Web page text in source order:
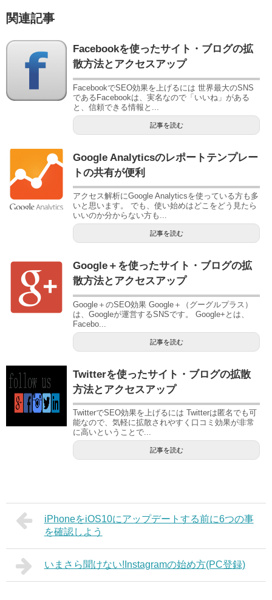
関連記事
Facebookを使ったサイト・ブログの拡
散方法とアクセスアップ
FacebookでSEO効果を上げるには 世界最大のSNS
であるFacebookは、実名なので「いいね」がある
と、信頼できる情報と...
記事を読む
Google Analyticsのレポートテンプレー
トの共有が便利
アクセス解析にGoogle Analyticsを使っている方も多
いと思います。 でも、使い始めはどこをどう見たら
いいのか分からない方も...
記事を読む
Google＋を使ったサイト・ブログの拡
散方法とアクセスアップ
Google＋のSEO効果 Google＋（グーグルプラス）
は、Googleが運営するSNSです。 Google+とは、
Facebo...
記事を読む
Twitterを使ったサイト・ブログの拡散
方法とアクセスアップ
TwitterでSEO効果を上げるには Twitterは匿名でも可
能なので、気軽に拡散されやすく口コミ効果が非常
に高いということで...
記事を読む
iPhoneをiOS10にアップデートする前に6つの事
を確認しよう
いまさら聞けない!Instagramの始め方(PC登録)